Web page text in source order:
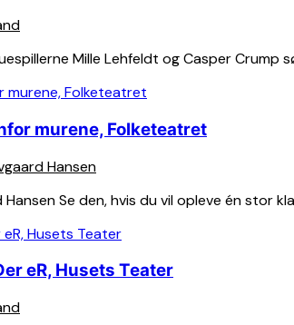
Mille Lehfeldt og Casper
murene, Folketeatret
Hansen
Se den, hvis du vil opleve én stor
eR, Husets Teater